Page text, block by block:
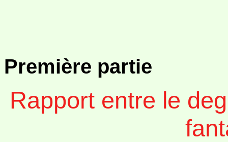
Première partie
Rapport entre le